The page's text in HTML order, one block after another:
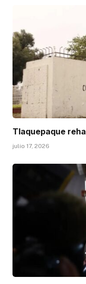
Tlaquepaque
julio 17, 2026